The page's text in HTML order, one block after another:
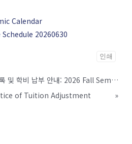
Calendar
20260630
인쇄
2026년 가을학기 수강등록 및 학비 납부 안내: 2026 Fall Semester Registration and Tuition Payment Information:2026年秋季学期选课注册及学费缴纳安排:Información so
of Tuition Adjustment
»